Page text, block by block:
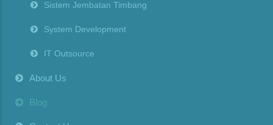
Sistem Jembatan Timbang
System Development
IT Outsource
About Us
Blog